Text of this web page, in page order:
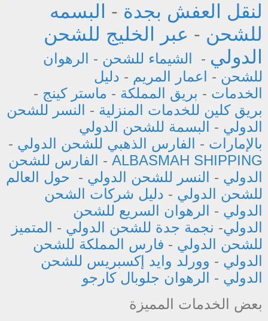
لنقل العفش بجدة -
البسمه
للشحن - عبر الخليج للشحن
الدولي - الشيماء للشحن - الرهوان
للشحن - اعمار المريم - دليل
الخدمات - بريق المملكة - ماستر كينج -
بريق كلين للخدمات المنزلية - النسر للشحن
الدولي - البسمة للشحن الدولي
بالإمارات - الفارس الذهبي للشحن الدولي -
ALBASMAH SHIPPING
- الفارس للشحن
الدولي - النسر للشحن الدولي - حول العالم
للشحن الدولي - دليل شركات الشحن
الدولي - الرهوان السريع للشحن
الدولي- نجمة جدة للشحن الدولي - المتميز
للشحن الدولي - فارس المملكة للشحن
الدولي - وورلد وايد إكسبريس للشحن
الدولي - الرهوان جلوبال كارجو
بعض الخدمات المميزة